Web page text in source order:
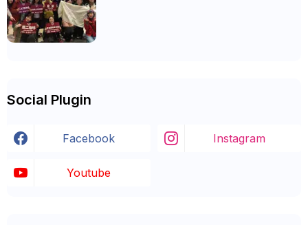
Social Plugin
Facebook Instagram
Youtube